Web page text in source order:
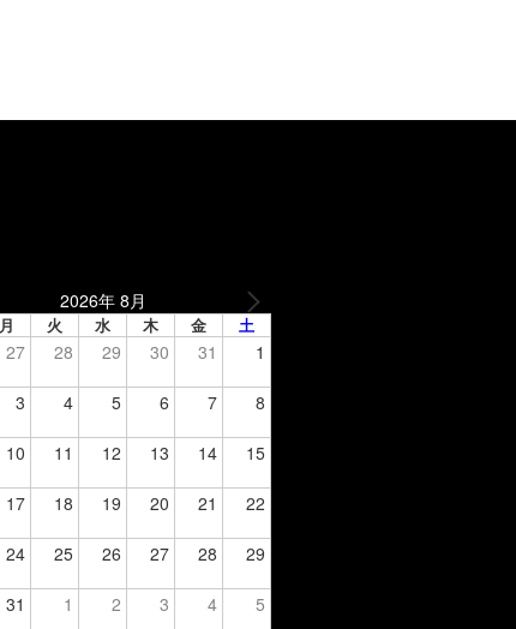
2026年 8月
月 火 水 木 金 土
27 28 29 30 31 1
3 4 5 6 7 8
10 11 12 13 14 15
17 18 19 20 21 22
24 25 26 27 28 29
31 1 2 3 4 5